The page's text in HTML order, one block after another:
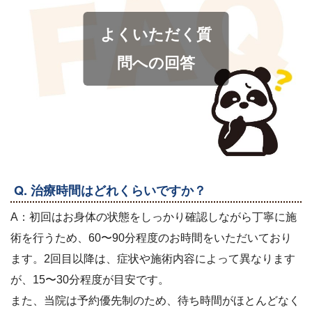
よくいただく質
問への回答
Q. 治療時間はどれくらいですか？
A：初回はお身体の状態をしっかり確認しながら丁寧に施
術を行うため、60〜90分程度のお時間をいただいており
ます。2回目以降は、症状や施術内容によって異なります
が、15〜30分程度が目安です。
また、当院は予約優先制のため、待ち時間がほとんどなく